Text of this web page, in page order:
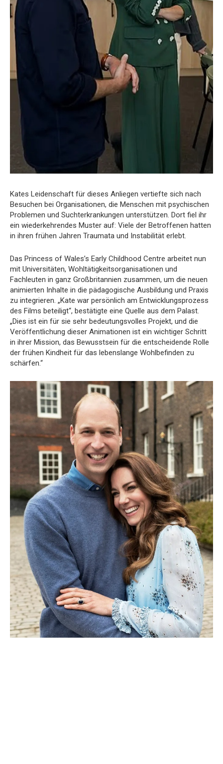
Kates Leidenschaft für dieses Anliegen vertiefte sich nach
Besuchen bei Organisationen, die Menschen mit psychischen
Problemen und Suchterkrankungen unterstützen. Dort fiel ihr
ein wiederkehrendes Muster auf: Viele der Betroffenen hatten
in ihren frühen Jahren Traumata und Instabilität erlebt.
Das Princess of Wales’s Early Childhood Centre arbeitet nun
mit Universitäten, Wohltätigkeitsorganisationen und
Fachleuten in ganz Großbritannien zusammen, um die neuen
animierten Inhalte in die pädagogische Ausbildung und Praxis
zu integrieren. „Kate war persönlich am Entwicklungsprozess
des Films beteiligt“, bestätigte eine Quelle aus dem Palast.
„Dies ist ein für sie sehr bedeutungsvolles Projekt, und die
Veröffentlichung dieser Animationen ist ein wichtiger Schritt
in ihrer Mission, das Bewusstsein für die entscheidende Rolle
der frühen Kindheit für das lebenslange Wohlbefinden zu
schärfen.“